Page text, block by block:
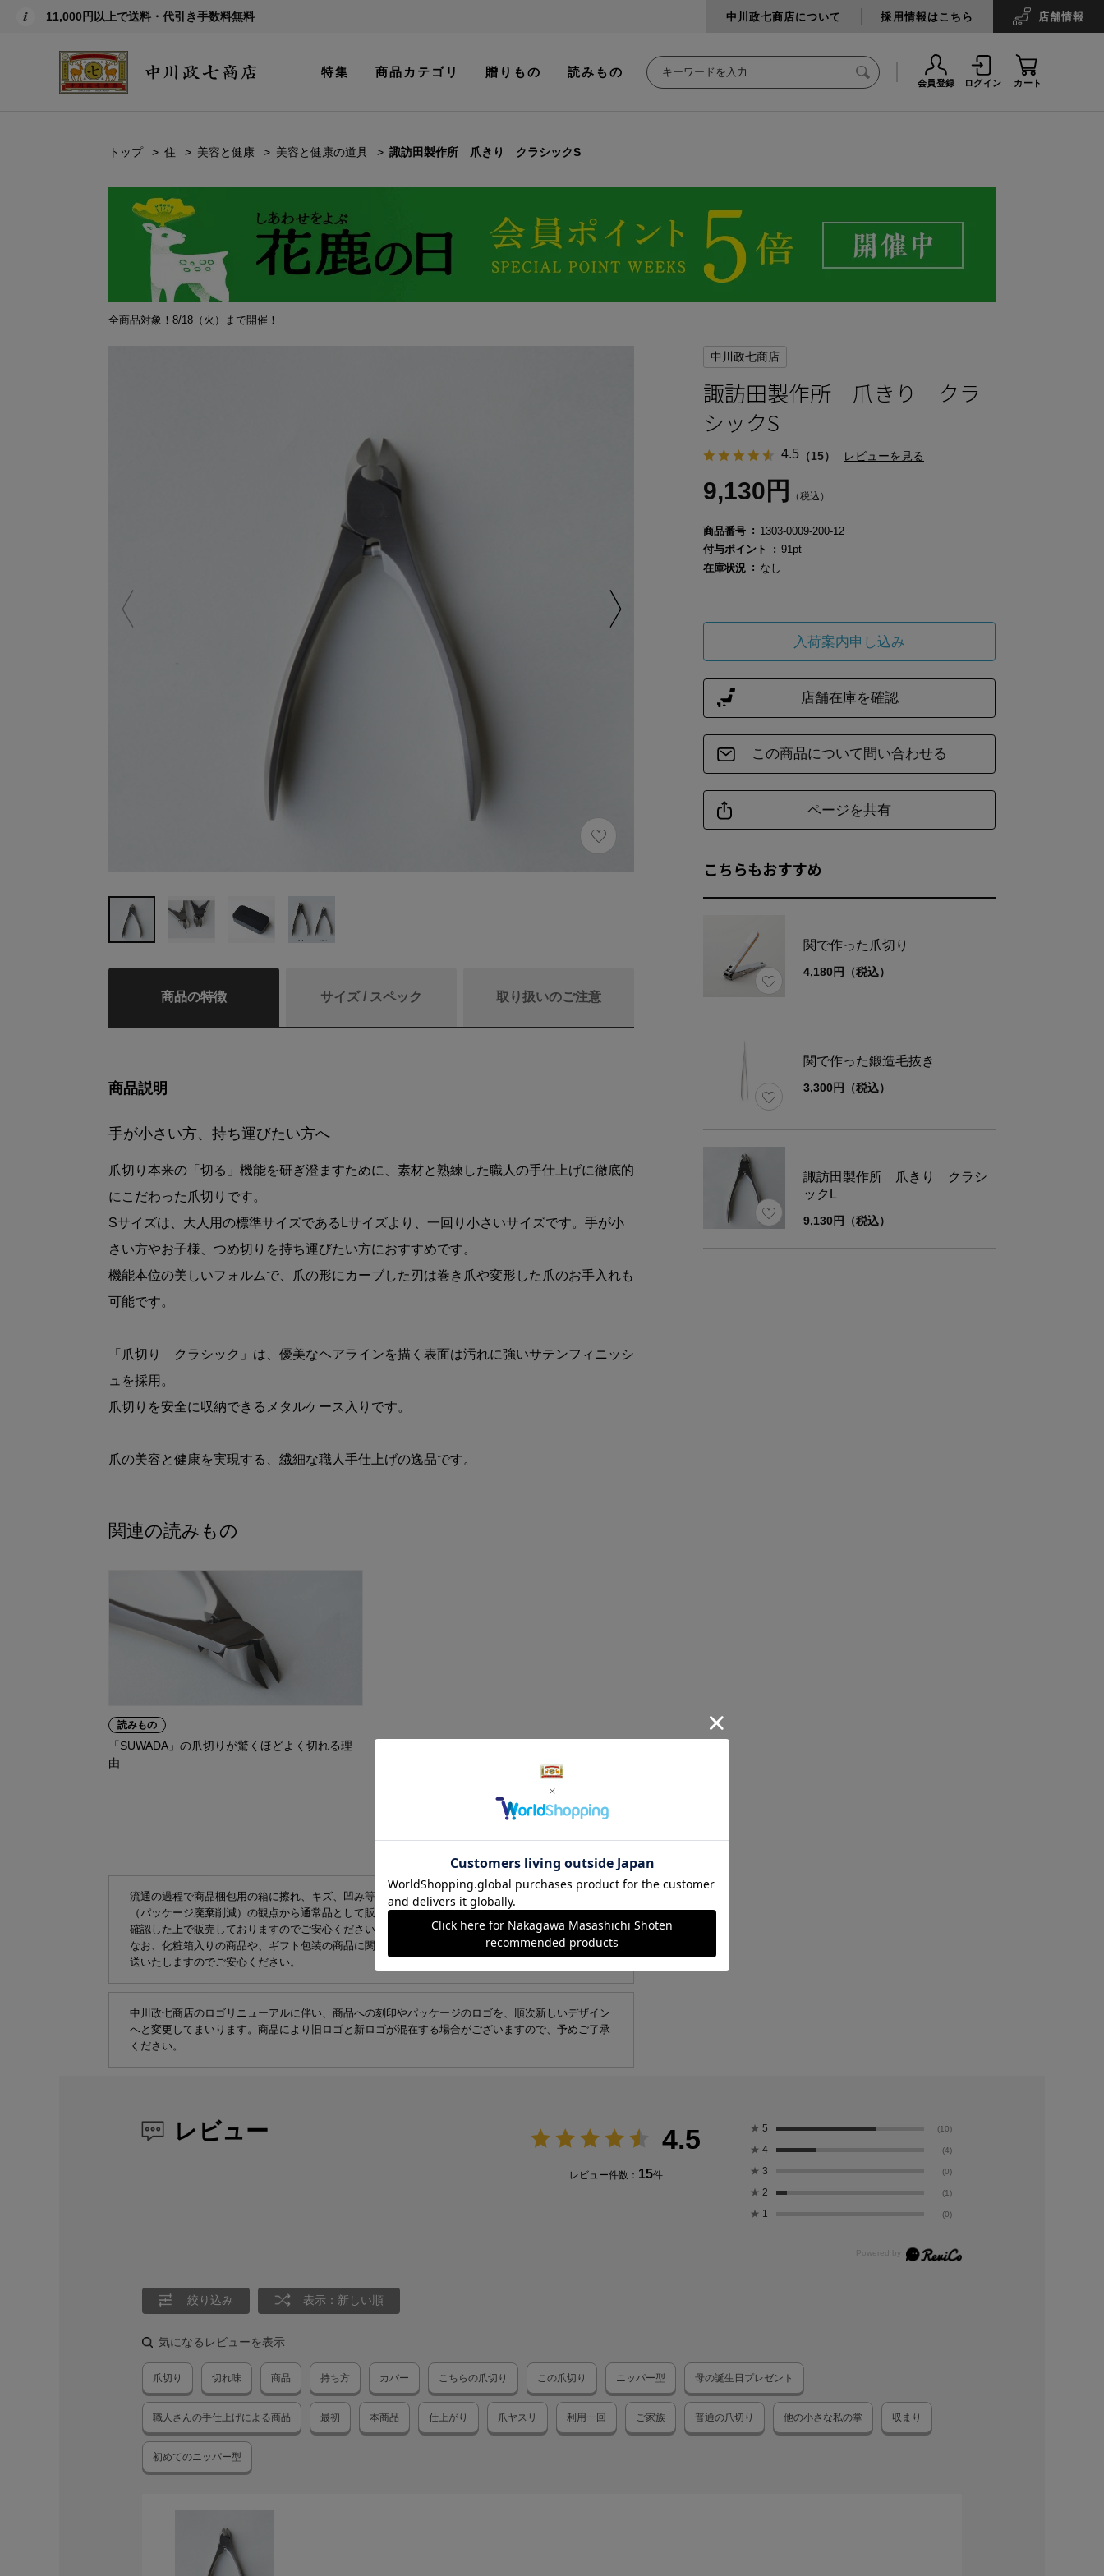
11,000円以上で送料・代引き手数料無料 中川政七商店について 採用情報はこちら 店舗情報
特集 商品カテゴリ 贈りもの 読みもの
会員登録 ログイン カート
トップ 住 美容と健康 美容と健康の道具 諏訪田製作所 爪きり クラシックS
全商品対象！8/18（火）まで開催！
商品の特徴 サイズ / スペック 取り扱いのご注意
商品説明
手が小さい方、持ち運びたい方へ
爪切り本来の「切る」機能を研ぎ澄ますために、素材と熟練した職人の手仕上げに徹底的
にこだわった爪切りです。
Sサイズは、大人用の標準サイズであるLサイズより、一回り小さいサイズです。手が小
さい方やお子様、つめ切りを持ち運びたい方におすすめです。
機能本位の美しいフォルムで、爪の形にカーブした刃は巻き爪や変形した爪のお手入れも
可能です。
「爪切り クラシック」は、優美なヘアラインを描く表面は汚れに強いサテンフィニッシ
ュを採用。
爪切りを安全に収納できるメタルケース入りです。
爪の美容と健康を実現する、繊細な職人手仕上げの逸品です。
関連の読みもの
読みもの
「SUWADA」の爪切りが驚くほどよく切れる理
由
商品リニューアルについてのお知らせ
商品名
ので、ご了承くださいませ。
商品詳細
流通の過程で商品梱包用の箱に擦れ、キズ、凹み等が生じている場合がございます。環境への配慮
（パッケージ廃棄削減）の観点から通常品として販売しております。商品本体には問題がないことを
確認した上で販売しておりますのでご安心ください。
なお、化粧箱入りの商品や、ギフト包装の商品に関しましては、擦れ、キズ、凹み等がないものを発
送いたしますのでご安心ください。
中川政七商店のロゴリニューアルに伴い、商品への刻印やパッケージのロゴを、順次新しいデザイン
へと変更してまいります。商品により旧ロゴと新ロゴが混在する場合がございますので、予めご了承
ください。
中川政七商店
諏訪田製作所 爪きり クラ
シックS
4.5 （15） レビューを見る
9,130円 （税込）
商品番号
1303-0009-200-12
付与ポイント
91pt
在庫状況
なし
入荷案内申し込み
こちらもおすすめ
関で作った爪切り
4,180円（税込）
関で作った鍛造毛抜き
3,300円（税込）
諏訪田製作所 爪きり クラシ
ックL
9,130円（税込）
この商品について問い合わせる
ページを共有
店舗在庫を確認
レビュー 4.5
レビュー件数： 15件
★ 5 (10)
★ 4 (4)
★ 3 (0)
★ 2 (1)
★ 1 (0)
絞り込み 表示：新しい順
気になるレビューを表示
爪切り 切れ味 商品 持ち方 カバー こちらの爪切り この爪切り ニッパー型 母の誕生日プレゼント
職人さんの手仕上げによる商品 最初 本商品 仕上がり 爪ヤスリ 利用一回 ご家族 普通の爪切り 他の小さな私の掌 収まり
初めてのニッパー型